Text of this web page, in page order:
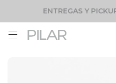
ENTREGAS Y
